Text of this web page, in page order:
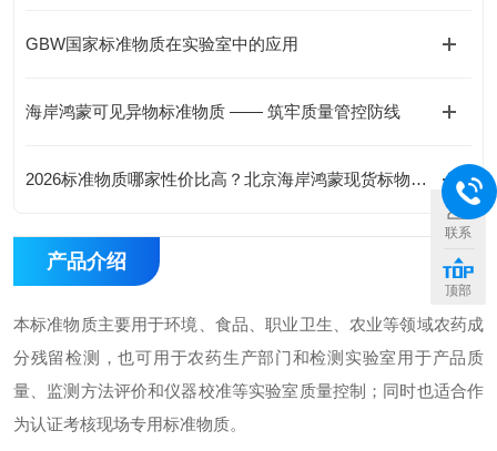
GBW国家标准物质在实验室中的应用
海岸鸿蒙可见异物标准物质 —— 筑牢质量管控防线
2026标准物质哪家性价比高？北京海岸鸿蒙现货标物价格合理有优惠
产品介绍
本标准物质主要用于环境、食品、职业卫生、农业等领域农药成
分残留检测，也可用于农药生产部门和检测实验室用于产品质
量、监测方法评价和仪器校准等实验室质量控制；同时也适合作
为认证考核现场专用标准物质。
联系
顶部